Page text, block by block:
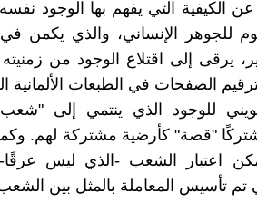
الكيفية التي يفهم بها الوجود نفسه
للجوهر الإنساني، والذي يكمن في
يرقى إلى اقتلاع الوجود من زمنيته
للوجود الذي ينتمي إلى
"قصة" كأرضية مشتركة لهم.
اعتبار الشعب -الذي ليس
تم تأسيس المعاملة بالمثل بين